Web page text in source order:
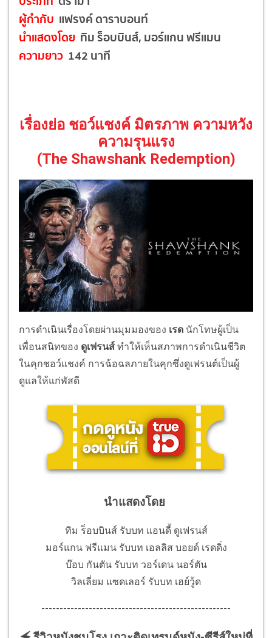
ผู้กำกับ แฟรงค์ ดาราบอนท์
นำแสดงโดย ทิม ร็อบบินส์, มอร์แกน ฟรีแมน
ความยาว 142 นาที
เรื่องย่อ ชอว์แชงค์ มิตรภาพ ความหวัง
ความรุนแรง
(The Shawshank Redemption)
การดำเนินเรื่องโดยผ่านมุมมองของ เรด นักโทษผู้เป็น
เพื่อนสนิทของ ดูเฟรนส์ ทำให้เห็นสภาพการดำเนินชีวิต
ในคุกชอว์แชงค์ การฉ้อฉลภายในคุกซึ่งดูเฟรนต์เป็นผู้
ดูแลให้แก่พัสดี
นำแสดงโดย
ทิม ร็อบบินส์ รับบท แอนดี้ ดูเฟรนส์
มอร์แกน ฟรีแมน รับบท เอลลิส บอยด์ เรดดิ่ง
บ๊อบ กันตัน รับบท วอร์เดน นอร์ตัน
วิลเลี่ยม แซดเลอร์ รับบท เฮย์วู้ด
----------------------------------------------------